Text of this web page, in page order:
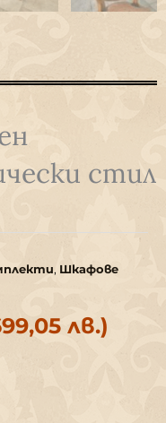
стил
, Шкафове
лв.)